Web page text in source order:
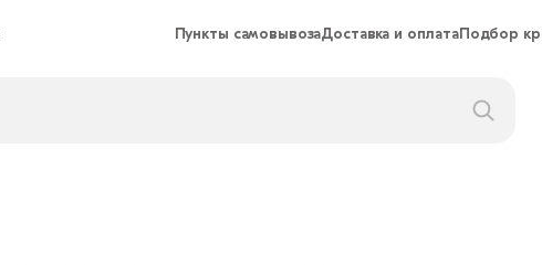
Пункты самовывозаДоставка и оплатаПодбор